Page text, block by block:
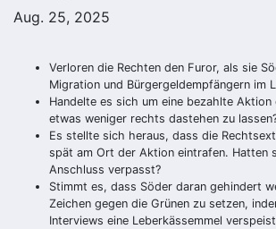
Aug. 25, 2025
Verloren die Rechten den Furor, als sie
Migration und Bürgergeldempfängern im
Handelte es sich um eine bezahlte Aktion
etwas weniger rechts dastehen zu
Es stellte sich heraus, dass die
spät am Ort der Aktion eintrafen. Hatten
Anschluss verpasst?
Stimmt es, dass Söder daran gehindert
Zeichen gegen die Grünen zu setzen,
Interviews eine Leberkässemmel